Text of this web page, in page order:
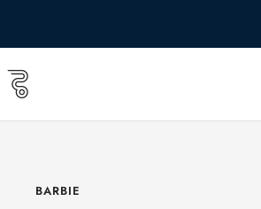
contenido
Roll
Roll
BARBIE